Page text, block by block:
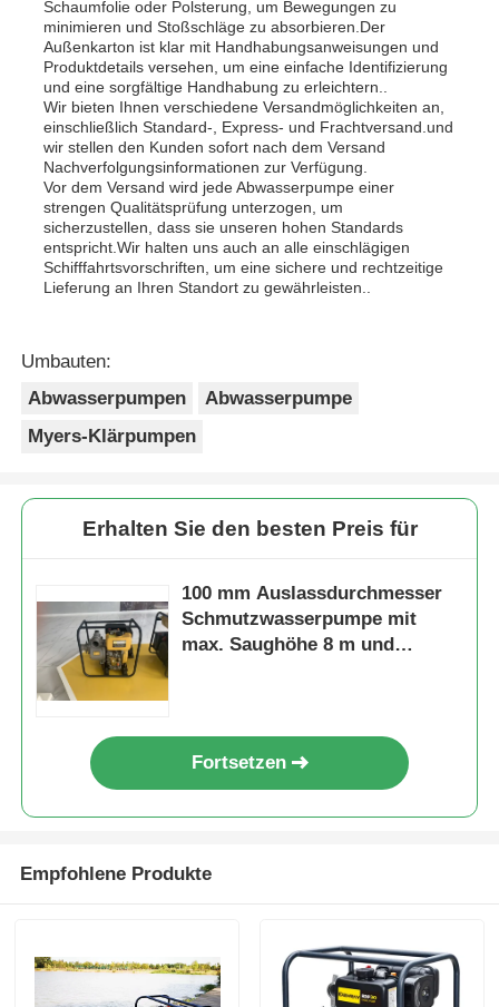
Schaumfolie oder Polsterung, um Bewegungen zu
minimieren und Stoßschläge zu absorbieren.Der
Außenkarton ist klar mit Handhabungsanweisungen und
Produktdetails versehen, um eine einfache Identifizierung
und eine sorgfältige Handhabung zu erleichtern..
Wir bieten Ihnen verschiedene Versandmöglichkeiten an,
einschließlich Standard-, Express- und Frachtversand.und
wir stellen den Kunden sofort nach dem Versand
Nachverfolgungsinformationen zur Verfügung.
Vor dem Versand wird jede Abwasserpumpe einer
strengen Qualitätsprüfung unterzogen, um
sicherzustellen, dass sie unseren hohen Standards
entspricht.Wir halten uns auch an alle einschlägigen
Schifffahrtsvorschriften, um eine sichere und rechtzeitige
Lieferung an Ihren Standort zu gewährleisten..
Umbauten:
Abwasserpumpen
Abwasserpumpe
Myers-Klärpumpen
Erhalten Sie den besten Preis für
100 mm Auslassdurchmesser
Schmutzwasserpumpe mit
max. Saughöhe 8 m und
Schmutzwasserförderung
Fortsetzen
Empfohlene Produkte